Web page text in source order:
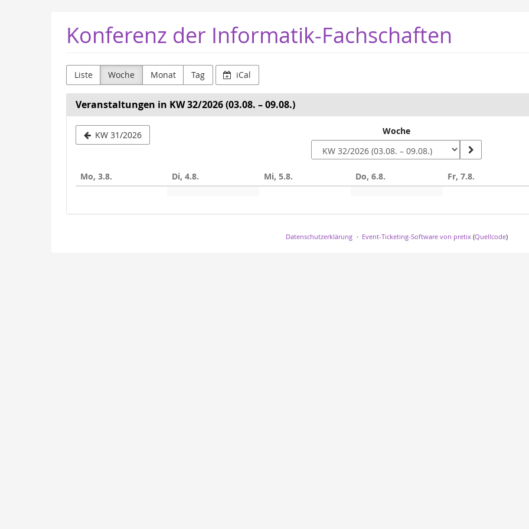
Konferenz der Informatik-Fachschaften
Liste Woche Monat Tag iCal
Veranstaltungen in KW 32/2026 (03.08. – 09.08.)
KW 31/2026
auswählen
Woche
Mo, 3.8. Di, 4.8. Mi, 5.8. Do, 6.8. Fr, 7.8.
Datenschutzerklärung Event-Ticketing-Software von pretix (Quellcode)